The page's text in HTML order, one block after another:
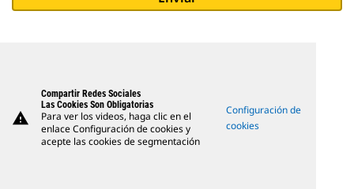
warning
Compartir Redes Sociales
Las Cookies Son Obligatorias
Para ver los videos, haga clic en el
enlace Configuración de cookies y
acepte las cookies de segmentación
Configuración de
cookies